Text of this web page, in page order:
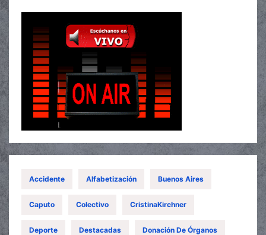
Accidente Alfabetización Buenos Aires
Caputo Colectivo CristinaKirchner
Deporte Destacadas Donación De Órganos